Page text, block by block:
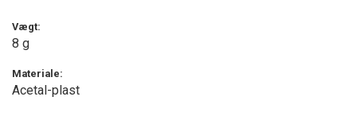
på telte, rygsække og pakkesække, hvor sikker og præcis
Vægt:
8 g
Materiale:
Acetal-plast